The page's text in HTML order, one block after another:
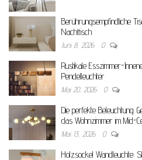
Berührungsempfindliche
Nachttisch
Juni 8, 2026 0
Rustikale Esszimmer-
Pendelleuchter
Mai 20, 2026 0
Die perfekte Beleuchtung:
das Wohnzimmer im Mid-
Mai 13, 2026 0
Holzsockel Wandleuchte: